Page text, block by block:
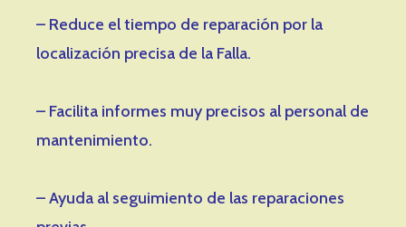
– Reduce el tiempo de reparación por la
localización precisa de la Falla.
– Facilita informes muy precisos al personal de
mantenimiento.
– Ayuda al seguimiento de las reparaciones